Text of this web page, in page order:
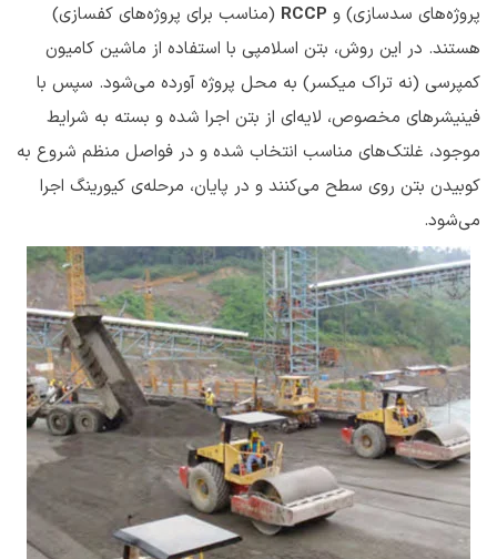
پروژه‌های سدسازی) و RCCP (مناسب برای پروژه‌های کفسازی)
هستند. در این روش، بتن اسلامپی با استفاده از ماشین کامیون
کمپرسی (نه تراک میکسر) به محل پروژه آورده می‌شود. سپس با
فینیشرهای مخصوص، لایه‌ای از بتن اجرا شده و بسته به شرایط
موجود، غلتک‌های مناسب انتخاب شده و در فواصل منظم شروع به
کوبیدن بتن روی سطح می‌کنند و در پایان، مرحله‌ی کیورینگ اجرا
می‌شود.